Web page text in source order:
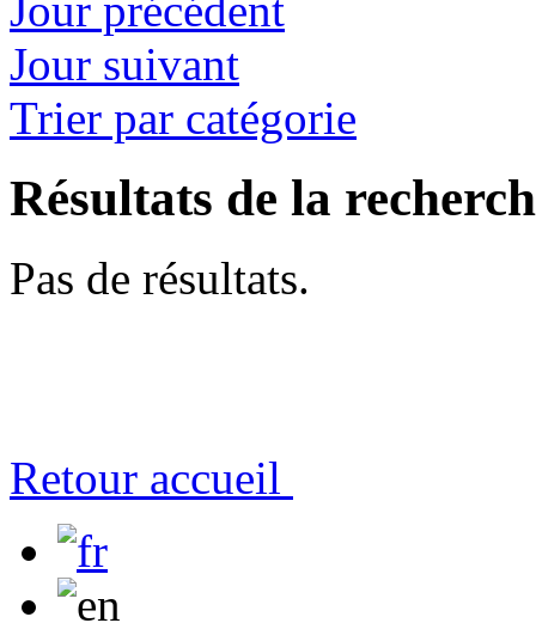
Jour suivant
Trier par catégorie
Résultats de la
Pas de résultats.
Retour accueil